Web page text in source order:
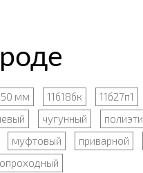
50 мм 11б18бк 11б27п1
чугунный
муфтовый приварной